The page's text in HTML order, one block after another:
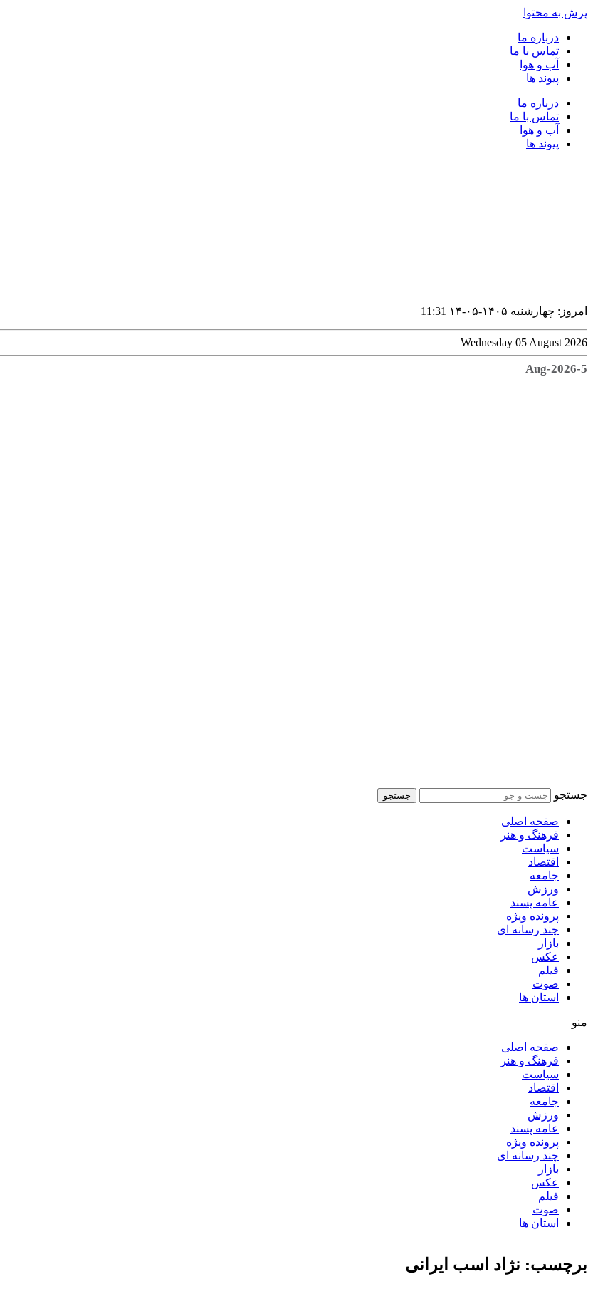
پرش به محتوا
درباره ما
تماس با ما
آب و هوا
پیوند ها
درباره ما
تماس با ما
آب و هوا
پیوند ها
امروز: چهارشنبه ۱۴۰۵-۰۵-۱۴ 11:31
Wednesday 05 August 2026
5-Aug-2026
جستجو جستجو
صفحه اصلی
فرهنگ و هنر
سیاست
اقتصاد
جامعه
ورزش
عامه پسند
پرونده ویژه
چند رسانه ای
بازار
عکس
فیلم
صوت
استان ها
منو
صفحه اصلی
فرهنگ و هنر
سیاست
اقتصاد
جامعه
ورزش
عامه پسند
پرونده ویژه
چند رسانه ای
بازار
عکس
فیلم
صوت
استان ها
برچسب: نژاد اسب ایرانی